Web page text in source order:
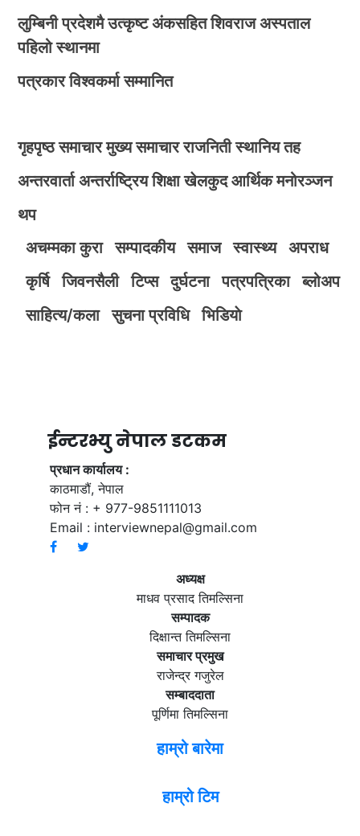
लुम्बिनी प्रदेशमै उत्कृष्ट अंकसहित शिवराज अस्पताल
पहिलो स्थानमा
पत्रकार विश्वकर्मा सम्मानित
गृहपृष्ठ समाचार मुख्य समाचार राजनिती स्थानिय तह
अन्तरवार्ता अन्तर्राष्ट्रिय शिक्षा खेलकुद आर्थिक मनोरञ्जन
थप
अचम्मका कुरा
सम्पादकीय समाज स्वास्थ्य
अपराध
कृर्षि
जिवनसैली टिप्स दुर्घटना पत्रपत्रिका
ब्लोअप
साहित्य/कला
सुचना प्रविधि भिडियाे
ईन्टरभ्यु नेपाल डटकम
प्रधान कार्यालय :
काठमाडौं, नेपाल
फोन नं : + 977-9851111013
Email : interviewnepal@gmail.com
अध्यक्ष
माधव प्रसाद तिमल्सिना
सम्पादक
दिक्षान्त तिमल्सिना
समाचार प्रमुख
राजेन्द्र गजुरेल
सम्बाददाता
पूर्णिमा तिमल्सिना
हाम्रो बारेमा
हाम्रो टिम